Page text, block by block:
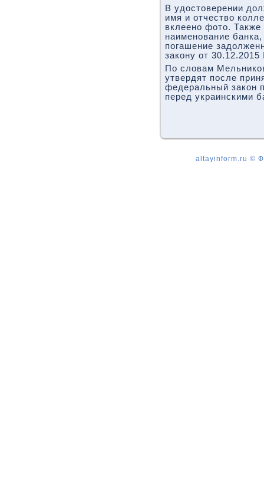
В удостоверении
имя и отчество
вклеено фото.
наименование
погашение
закону от
По словам
утвердят после
федеральный закон
перед украинскими
altayinform.ru ©